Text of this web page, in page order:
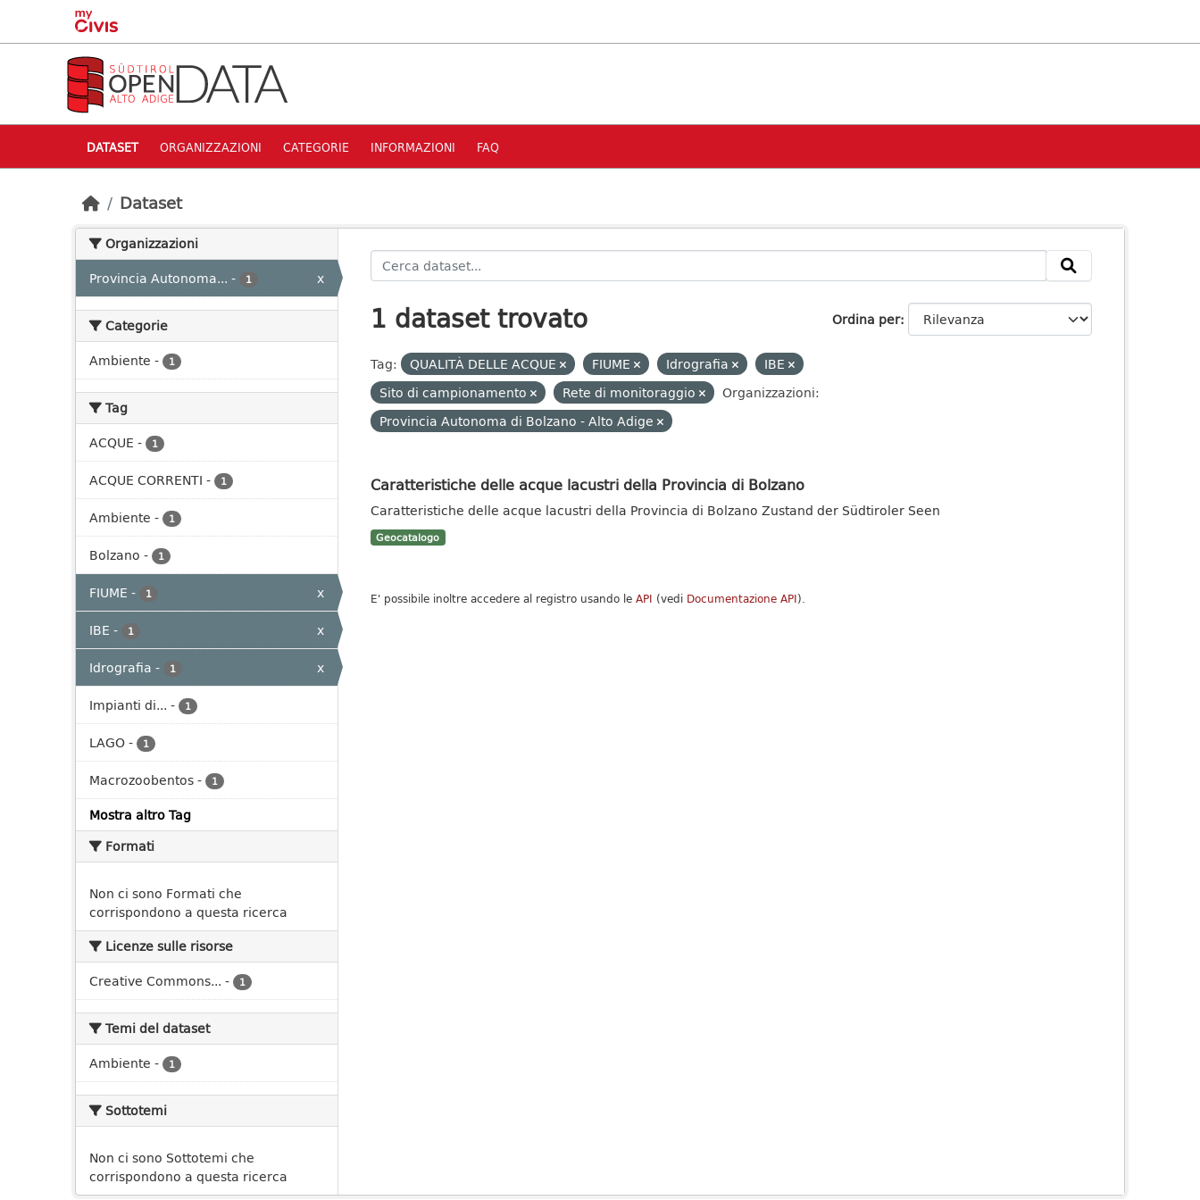
Skip to main content
DATASET ORGANIZZAZIONI CATEGORIE INFORMAZIONI FAQ
Dataset
Organizzazioni
Provincia Autonoma... - 1 x
Categorie
Ambiente - 1
Tag
ACQUE - 1
ACQUE CORRENTI - 1
Ambiente - 1
Bolzano - 1
FIUME - 1
x
IBE - 1
x
Idrografia - 1
x
Impianti di... - 1
LAGO- 1
Macrozoobentos- 1
Mostra altro Tag
Formati
Non ci sono Formati che
corrispondono a questa ricerca
Licenze sulle risorse
Creative Commons... - 1
Temi del dataset
Ambiente - 1
Sottotemi
Non ci sono Sottotemi che
corrispondono a questa ricerca
Ordina per
1 dataset trovato
Tag: QUALITÀ DELLE ACQUE FIUME Idrografia
IBE
Sito di campionamento
Rete di monitoraggio
Organizzazioni:
Provincia Autonoma di Bolzano - Alto Adige
Caratteristiche delle acque lacustri della Provincia di Bolzano
Caratteristiche delle acque lacustri della Provincia di Bolzano Zustand der Südtiroler Seen
Geocatalogo
E' possibile inoltre accedere al registro usando le API (vedi Documentazione API).